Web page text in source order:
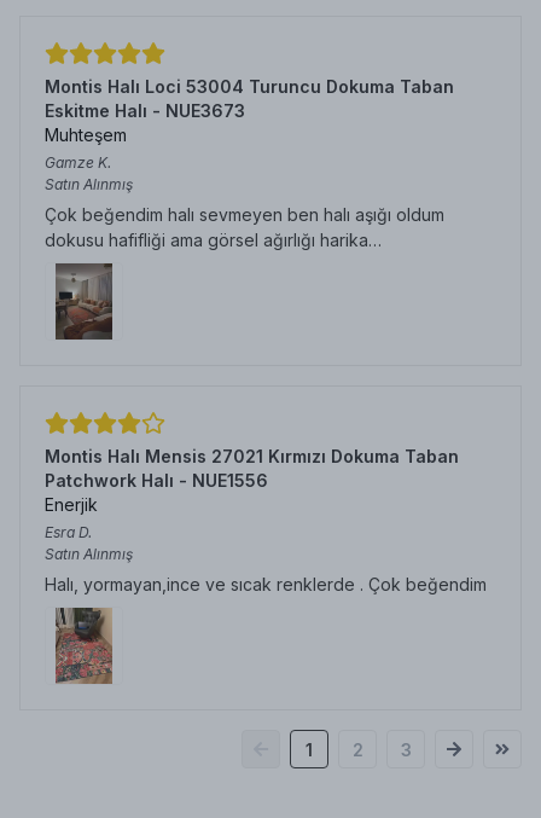
Montis Halı Loci 53004 Turuncu Dokuma Taban
Eskitme Halı - NUE3673
Muhteşem
Gamze K.
Satın Alınmış
Çok beğendim halı sevmeyen ben halı aşığı oldum
dokusu hafifliği ama görsel ağırlığı harika…
Montis Halı Mensis 27021 Kırmızı Dokuma Taban
Patchwork Halı - NUE1556
Enerjik
Esra D.
Satın Alınmış
Halı, yormayan,ince ve sıcak renklerde . Çok beğendim
1 2 3